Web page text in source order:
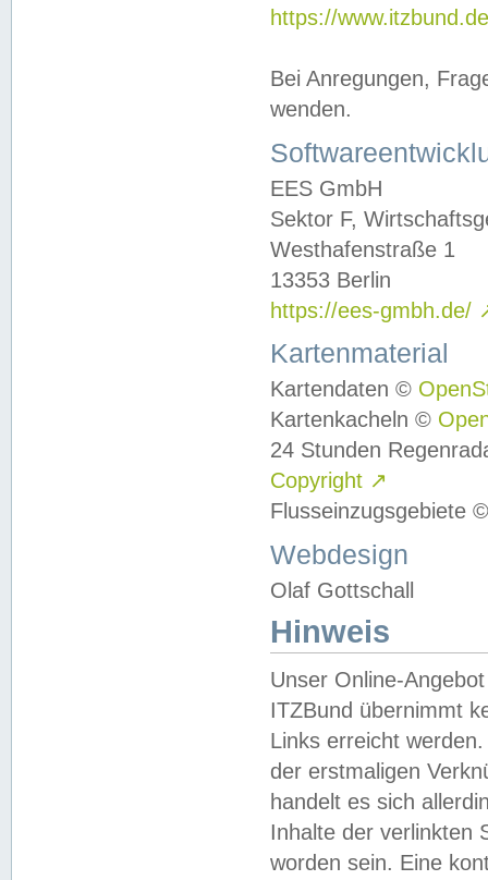
https://
Bei Anregungen,
wenden.
EES GmbH
Sektor F,
Westhafenstraße 1
13353 Berlin
https://ees-gmbh.de/
Kartenmaterial
Kartendaten ©
Kartenkacheln ©
24 Stunden
Copyright ↗
Flusseinzugsgebiete
Webdesign
Olaf Gottschall
Hinweis
Unser Online-
ITZBund übernimmt
Links erreicht
der erstmaligen
handelt es sich
Inhalte der verlinkten
worden sein. Eine